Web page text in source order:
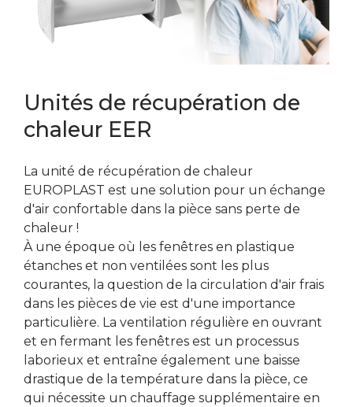
Unités de récupération de
chaleur EER
La unité de récupération de chaleur
EUROPLAST est une solution pour un échange
d'air confortable dans la pièce sans perte de
chaleur !
À une époque où les fenêtres en plastique
étanches et non ventilées sont les plus
courantes, la question de la circulation d'air frais
dans les pièces de vie est d'une importance
particulière. La ventilation régulière en ouvrant
et en fermant les fenêtres est un processus
laborieux et entraîne également une baisse
drastique de la température dans la pièce, ce
qui nécessite un chauffage supplémentaire en